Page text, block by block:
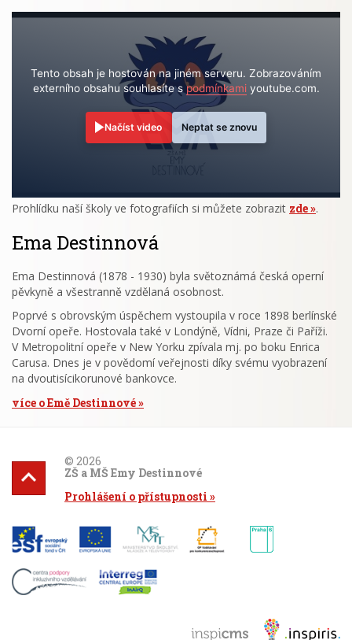
Tento obsah je hostován na jiném serveru. Zobrazováním
externího obsahu souhlasíte spodmínkamiyoutube.com.
Načíst video Neptat se znovu
Prohlídku naší školy ve fotografiích si můžete zobrazit zde .
Ema Destinnová
Ema Destinnová (1878 - 1930) byla světoznámá česká operní
pěvkyně a všestranně vzdělaná osobnost.
Poprvé s obrovským úspěchem vystoupila v roce 1898 berlínské
Dvorní opeře. Hostovala také v Londýně, Vídni, Praze či Paříži.
V Metropolitní opeře v New Yorku zpívala mj. po boku Enrica
Carusa. Dnes je v povědomí veřejnosti díky svému vyobrazení
na dvoutisícikorunové bankovce.
více o Emě Destinnové
© 2026
ZŠ a MŠ Emy Destinnové
Prohlášení o přístupnosti